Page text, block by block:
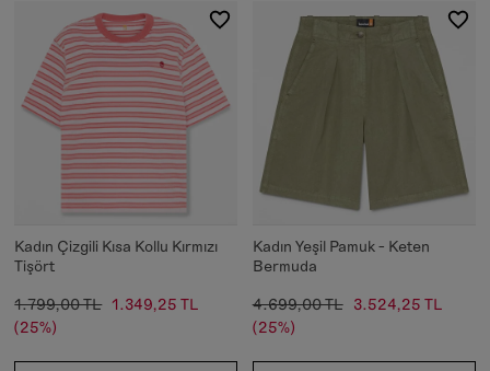
Kadın Çizgili Kısa Kollu Kırmızı
Tişört
1.799,00 TL 1.349,25 TL
(25%)
Kadın Yeşil Pamuk - Keten
Bermuda
4.699,00 TL
3.524,25 TL
(25%)